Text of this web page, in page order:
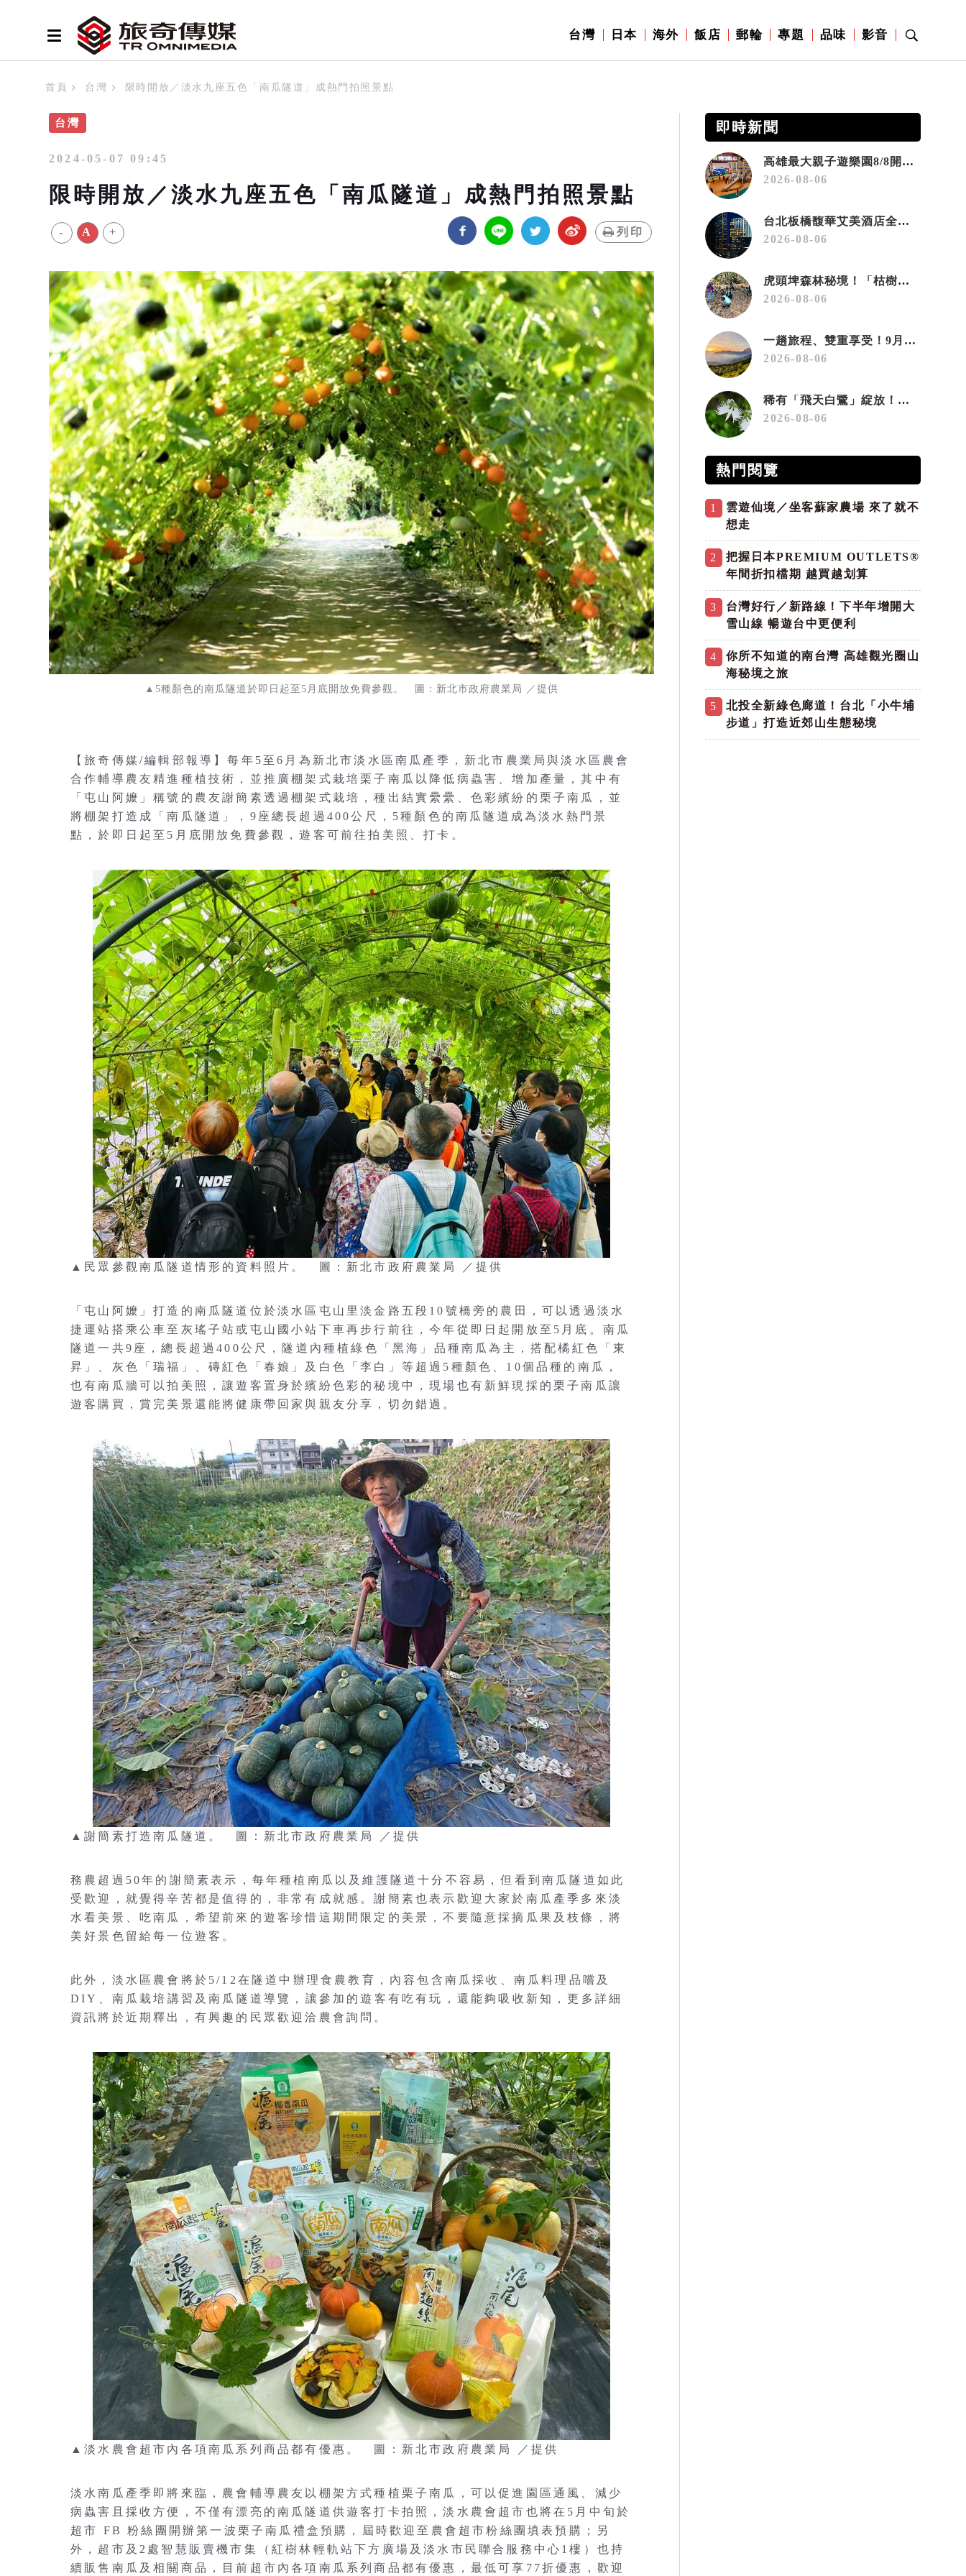
台灣 日本 海外 飯店 郵輪 專題 品味 影音
首頁 台灣 限時開放／淡水九座五色「南瓜隧道」成熱門拍照景點
台灣
2024-05-07 09:45
限時開放／淡水九座五色「南瓜隧道」成熱門拍照景點
- A + 列印
▲5種顏色的南瓜隧道於即日起至5月底開放免費參觀。 圖：新北市政府農業局 ／提供
【旅奇傳媒/編輯部報導】每年5至6月為新北市淡水區南瓜產季，新北市農業局與淡水區農會
合作輔導農友精進種植技術，並推廣棚架式栽培栗子南瓜以降低病蟲害、增加產量，其中有
「屯山阿嬤」稱號的農友謝簡素透過棚架式栽培，種出結實纍纍、色彩繽紛的栗子南瓜，並
將棚架打造成「南瓜隧道」，9座總長超過400公尺，5種顏色的南瓜隧道成為淡水熱門景
點，於即日起至5月底開放免費參觀，遊客可前往拍美照、打卡。
▲民眾參觀南瓜隧道情形的資料照片。 圖：新北市政府農業局 ／提供
「屯山阿嬤」打造的南瓜隧道位於淡水區屯山里淡金路五段10號橋旁的農田，可以透過淡水
捷運站搭乘公車至灰瑤子站或屯山國小站下車再步行前往，今年從即日起開放至5月底。南瓜
隧道一共9座，總長超過400公尺，隧道內種植綠色「黑海」品種南瓜為主，搭配橘紅色「東
昇」、灰色「瑞福」、磚紅色「春娘」及白色「李白」等超過5種顏色、10個品種的南瓜，
也有南瓜牆可以拍美照，讓遊客置身於繽紛色彩的秘境中，現場也有新鮮現採的栗子南瓜讓
遊客購買，賞完美景還能將健康帶回家與親友分享，切勿錯過。
▲謝簡素打造南瓜隧道。 圖：新北市政府農業局 ／提供
務農超過50年的謝簡素表示，每年種植南瓜以及維護隧道十分不容易，但看到南瓜隧道如此
受歡迎，就覺得辛苦都是值得的，非常有成就感。謝簡素也表示歡迎大家於南瓜產季多來淡
水看美景、吃南瓜，希望前來的遊客珍惜這期間限定的美景，不要隨意採摘瓜果及枝條，將
美好景色留給每一位遊客。
此外，淡水區農會將於5/12在隧道中辦理食農教育，內容包含南瓜採收、南瓜料理品嚐及
DIY、南瓜栽培講習及南瓜隧道導覽，讓參加的遊客有吃有玩，還能夠吸收新知，更多詳細
資訊將於近期釋出，有興趣的民眾歡迎洽農會詢問。
▲淡水農會超市內各項南瓜系列商品都有優惠。 圖：新北市政府農業局 ／提供
淡水南瓜產季即將來臨，農會輔導農友以棚架方式種植栗子南瓜，可以促進園區通風、減少
病蟲害且採收方便，不僅有漂亮的南瓜隧道供遊客打卡拍照，淡水農會超市也將在5月中旬於
超市 FB 粉絲團開辦第一波栗子南瓜禮盒預購，屆時歡迎至農會超市粉絲團填表預購；另
外，超市及2處智慧販賣機市集（紅樹林輕軌站下方廣場及淡水市民聯合服務中心1樓）也持
續販售南瓜及相關商品，目前超市內各項南瓜系列商品都有優惠，最低可享77折優惠，歡迎
即時新聞
高雄最大親子遊樂園8/8開幕！30項設施免費玩、YOYO家族嗨翻暑假
2026-08-06
台北板橋馥華艾美酒店全新開幕 感官藝術策展打造旅居新風格
2026-08-06
虎頭埤森林秘境！「枯樹籬步道」生態復育有成 走進大自然生命教室
2026-08-06
一趟旅程、雙重享受！9月住宿合歡山 順遊奧萬大10元優惠入園
2026-08-06
稀有「飛天白鷺」綻放！神戶六甲高山植物園「鷺草」珍貴現身
2026-08-06
熱門閱覽
1
雲遊仙境／坐客蘇家農場 來了就不
想走
2
把握日本PREMIUM OUTLETS®
年間折扣檔期 越買越划算
3
台灣好行／新路線！下半年增開大
雪山線 暢遊台中更便利
4
你所不知道的南台灣 高雄觀光圈山
海秘境之旅
5
北投全新綠色廊道！台北「小牛埔
步道」打造近郊山生態秘境